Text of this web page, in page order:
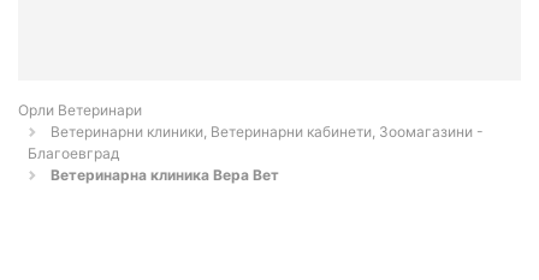
Орли Ветеринари
Ветеринарни клиники, Ветеринарни кабинети, Зоомагазини -
Благоевград
Ветеринарна клиника Вера Вет